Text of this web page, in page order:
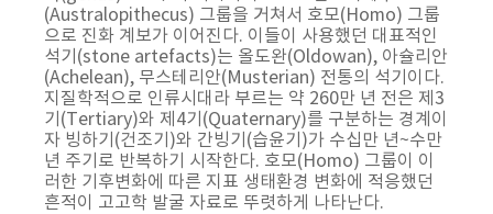
(Australopithecus) 그룹을 거쳐서 호모(Homo) 그룹
으로 진화 계보가 이어진다. 이들이 사용했던 대표적인
석기(stone artefacts)는 올도완(Oldowan), 아슐리안
(Achelean), 무스테리안(Musterian) 전통의 석기이다.
지질학적으로 인류시대라 부르는 약 260만 년 전은 제3
기(Tertiary)와 제4기(Quaternary)를 구분하는 경계이
자 빙하기(건조기)와 간빙기(습윤기)가 수십만 년~수만
년 주기로 반복하기 시작한다. 호모(Homo) 그룹이 이
러한 기후변화에 따른 지표 생태환경 변화에 적응했던
흔적이 고고학 발굴 자료로 뚜렷하게 나타난다.